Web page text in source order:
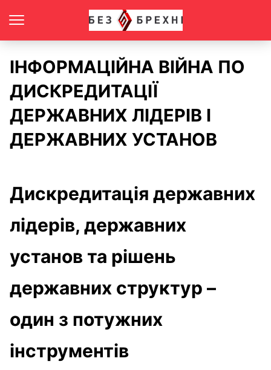
ІНФОРМАЦІЙНА ВІЙНА ПО
ДИСКРЕДИТАЦІЇ
ДЕРЖАВНИХ ЛІДЕРІВ І
ДЕРЖАВНИХ УСТАНОВ
Дискредитація державних
лідерів, державних
установ та рішень
державних структур –
один з потужних
інструментів